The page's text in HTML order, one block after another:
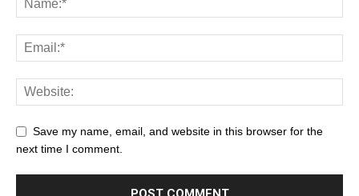
Save my name, email, and website in this browser for the
next time I comment.